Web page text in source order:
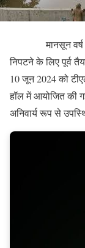
मानसून वर्ष
निपटने के लिए पूर्व
10 जून 2024 को
हॉल में आयोजित की
अनिवार्य रूप से